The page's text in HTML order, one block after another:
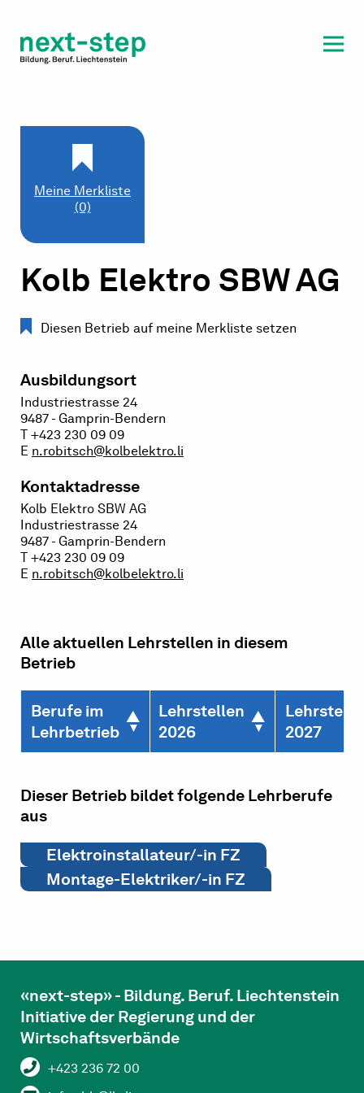
Beratung & Unterstützung
Kolb Elektro SBW AG
Diesen Betrieb auf meine Merkliste setzen
Ausbildungsort
Industriestrasse 24
9487 - Gamprin-Bendern
T +423 230 09 09
E n.robitsch@kolbelektro.li
Kontaktadresse
Kolb Elektro SBW AG
Industriestrasse 24
9487 - Gamprin-Bendern
T +423 230 09 09
E n.robitsch@kolbelektro.li
Meine Merkliste
(0)
Alle aktuellen Lehrstellen in diesem
Betrieb
Berufe im
Lehrbetrieb
Lehrstellen
2026
2027
Dieser Betrieb bildet folgende Lehrberufe
aus
Elektroinstallateur/-in FZ
Montage-Elektriker/-in FZ
«next-step» - Bildung. Beruf. Liechtenstein
Initiative der Regierung und der
Wirtschaftsverbände
+423 236 72 00